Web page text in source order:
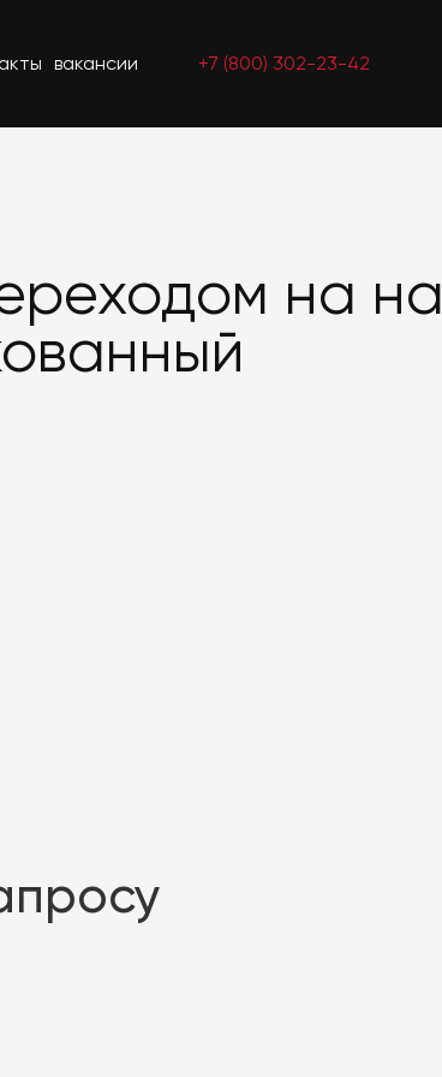
вакансии +7 (800) 302-23-42
на